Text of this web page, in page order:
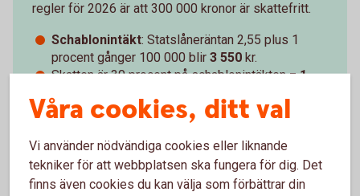
regler för 2026 är att 300 000 kronor är skattefritt.
Schablonintäkt: Statslåneräntan 2,55 plus 1
procent gånger 100 000 blir 3 550 kr.
Skatten är 30 procent på schablonintäkten =1
procent.
Våra cookies, ditt val
Vi använder nödvändiga cookies eller liknande
tekniker för att webbplatsen ska fungera för dig. Det
finns även cookies du kan välja som förbättrar din